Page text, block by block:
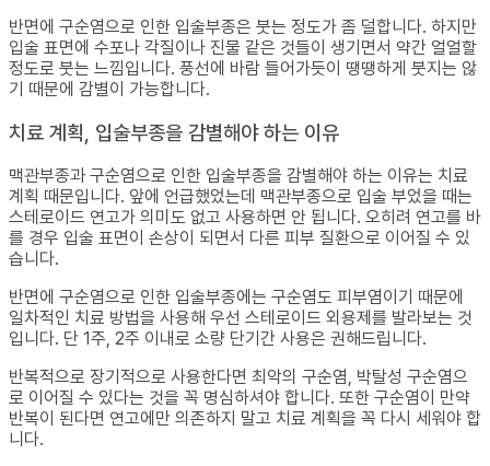
반면에 구순염으로 인한 입술부종은 붓는 정도가 좀 덜합니다. 하지만
입술 표면에 수포나 각질이나 진물 같은 것들이 생기면서 약간 얼얼할
정도로 붓는 느낌입니다. 풍선에 바람 들어가듯이 땡땡하게 붓지는 않
기 때문에 감별이 가능합니다.
치료 계획, 입술부종을 감별해야 하는 이유
맥관부종과 구순염으로 인한 입술부종을 감별해야 하는 이유는 치료
계획 때문입니다. 앞에 언급했었는데 맥관부종으로 입술 부었을 때는
스테로이드 연고가 의미도 없고 사용하면 안 됩니다. 오히려 연고를 바
를 경우 입술 표면이 손상이 되면서 다른 피부 질환으로 이어질 수 있
습니다.
반면에 구순염으로 인한 입술부종에는 구순염도 피부염이기 때문에
일차적인 치료 방법을 사용해 우선 스테로이드 외용제를 발라보는 것
입니다. 단 1주, 2주 이내로 소량 단기간 사용은 권해드립니다.
반복적으로 장기적으로 사용한다면 최악의 구순염, 박탈성 구순염으
로 이어질 수 있다는 것을 꼭 명심하셔야 합니다. 또한 구순염이 만약
반복이 된다면 연고에만 의존하지 말고 치료 계획을 꼭 다시 세워야 합
니다.